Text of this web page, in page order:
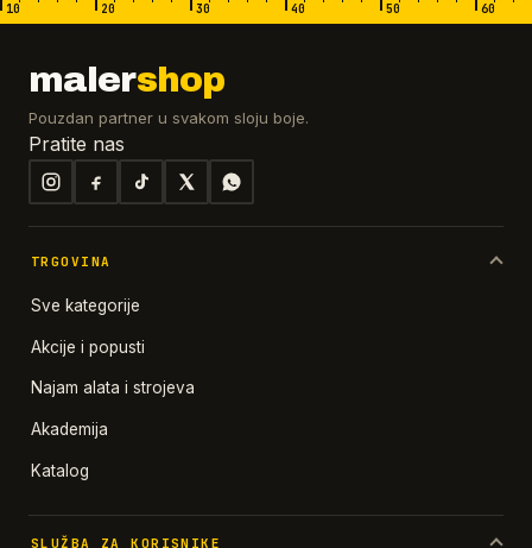
10 20 30 40 50 60
malershop
Pouzdan partner u svakom sloju boje.
Pratite nas
TRGOVINA
Sve kategorije
Akcije i popusti
Najam alata i strojeva
Akademija
Katalog
SLUŽBA ZA KORISNIKE